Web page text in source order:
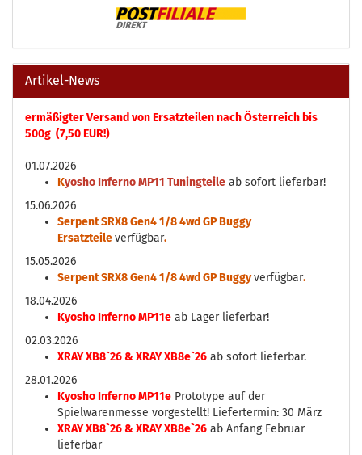
Artikel-News
ermäßigter Versand von Ersatzteilen nach Österreich bis
500g (7,50 EUR!)
01.07.2026
Kyosho Inferno MP11 Tuningteile ab sofort lieferbar!
15.06.2026
Serpent SRX8 Gen4 1/8 4wd GP Buggy
Ersatzteileverfügbar.
15.05.2026
Serpent SRX8 Gen4 1/8 4wd GP Buggyverfügbar.
18.04.2026
Kyosho Inferno MP11e ab Lager lieferbar!
02.03.2026
XRAY XB8`26 & XRAY XB8e`26 ab sofort lieferbar.
28.01.2026
Kyosho Inferno MP11e Prototype auf der
Spielwarenmesse vorgestellt! Liefertermin: 30 März
XRAY XB8`26 & XRAY XB8e`26 ab Anfang Februar
lieferbar